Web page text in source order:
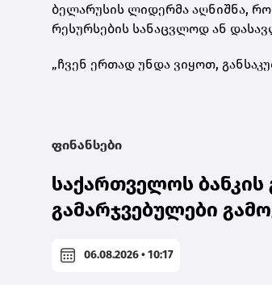
ბელარუსის ლიდერმა აღნიშნა,
რესურსების სანაცვლოდ ან
„ჩვენ ერთად უნდა ვიყოთ,
ფინანსები
საქართველოს ბანკის
გამარჯვებულები
06.08.2026 • 10:17